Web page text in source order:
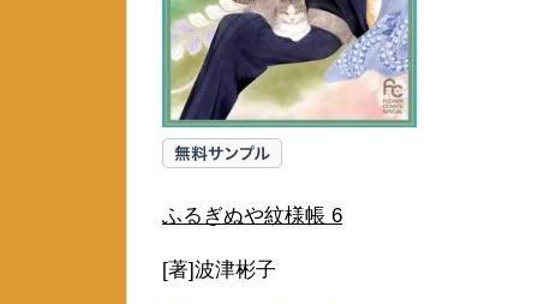
ふるぎぬや紋様帳 6
[著]波津彬子